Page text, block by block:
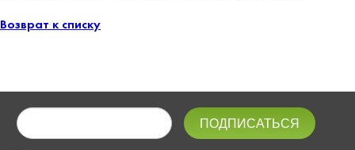
Возврат к списку